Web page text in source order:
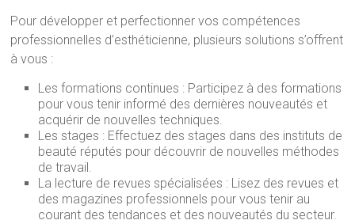
Pour développer et perfectionner vos compétences
professionnelles d’esthéticienne, plusieurs solutions s’offrent
à vous :
Les formations continues : Participez à des formations
pour vous tenir informé des dernières nouveautés et
acquérir de nouvelles techniques.
Les stages : Effectuez des stages dans des instituts de
beauté réputés pour découvrir de nouvelles méthodes
de travail.
La lecture de revues spécialisées : Lisez des revues et
des magazines professionnels pour vous tenir au
courant des tendances et des nouveautés du secteur.